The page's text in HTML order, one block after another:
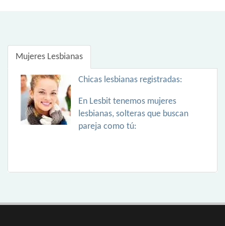
Mujeres Lesbianas
Chicas lesbianas registradas:
En Lesbit tenemos mujeres
lesbianas, solteras que buscan
pareja como tú: